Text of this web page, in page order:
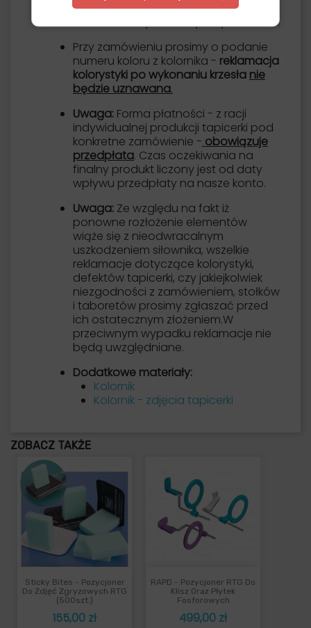
w zależności od wybranego koloru.
Czas dostawy ustalany indywidualnie.
Przy zamówieniu prosimy o podanie
numeru koloru z kolornika - reklamacja
kolorystyki po wykonaniu krzesła nie
będzie uznawana.
Uwaga: Forma płatności - z racji
indywidualnej produkcji tapicerki pod
konkretne zamówienie - obowiązuje
przedpłata. Czas oczekiwania na
finalny produkt liczony jest od daty
wpływu przedpłaty na nasze konto.
Uwaga: Ze względu na fakt iż
ponowne rozłożenie elementów
wiąże się z nieodwracalnym
uszkodzeniem siłownika, wszelkie
reklamacje dotyczące kolorystyki,
defektów tapicerki, czy jakiejkolwiek
niezgodności z zamówieniem, stołków
i taboretów prosimy zgłaszać przed
ich ostatecznym złożeniem.W
przeciwnym wypadku reklamacje nie
będą uwzględniane.
Dodatkowe materiały:
Kolornik
Kolornik - zdjęcia tapicerki
ZOBACZ TAKŻE
Sticky Bites - Pozycjoner
Do Zdjęć Zgryzowych RTG
(500szt.)
Cena
155,00 zł
RAPD - Pozycjoner RTG Do
Klisz Oraz Płytek
Fosforowych
Cena
499,00 zł